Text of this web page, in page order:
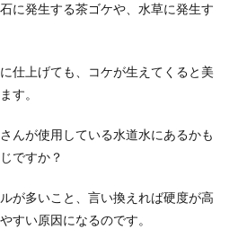
に発生する茶ゴケや、水草に発生す
仕上げても、コケが生えてくると美
す。
んが使用している水道水にあるかも
ですか？
が多いこと、言い換えれば硬度が高
すい原因になるのです。